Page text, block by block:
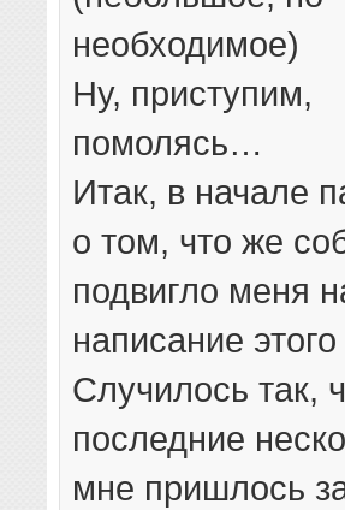
необходимое)
Ну, приступим,
помолясь…
Итак, в начале
о том, что же
подвигло меня
написание
Случилось так,
последние
мне пришлось